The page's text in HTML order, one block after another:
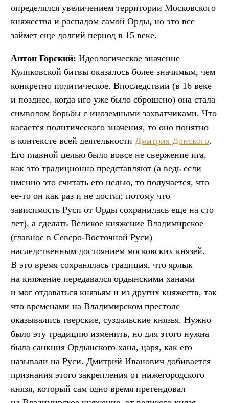
определялся увеличением территории Московского
княжества и распадом самой Орды, но это все
займет еще долгий период в 15 веке.
Антон Горский: Идеологическое значение
Куликовской битвы оказалось более значимым, чем
конкретно политическое. Впоследствии (в 16 веке
и позднее, когда иго уже было сброшено) она стала
символом борьбы с иноземными захватчиками. Что
касается политического значения, то оно понятно
в контексте всей деятельности Дмитрия Донского.
Его главной целью было вовсе не свержение ига,
как это традиционно представляют (а ведь если
именно это считать его целью, то получается, что
ее-то он как раз и не достиг, потому что
зависимость Руси от Орды сохранилась еще на сто
лет), а сделать Великое княжение Владимирское
(главное в Северо-Восточной Руси)
наследственным достоянием московских князей.
В это время сохранялась традиция, что ярлык
на княжение передавался ордынскими ханами
и мог отдаваться князьям и из других княжеств, так
что временами на Владимирском престоле
оказывались тверские, суздальские князья. Нужно
было эту традицию изменить, но для этого нужна
была санкция Ордынского хана, царя, как его
называли на Руси. Дмитрий Иванович добивается
признания этого закрепления от нижегородского
князя, который сам одно время претендовал